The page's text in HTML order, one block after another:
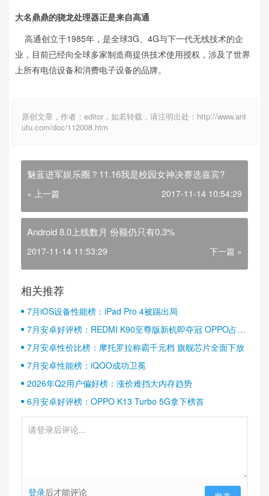
大名鼎鼎的骁龙处理器正是来自高通
高通创立于1985年，是全球3G、4G与下一代无线技术的企
业，目前已经向全球多家制造商提供技术使用授权，涉及了世界
上所有电信设备和消费电子设备的品牌。
原创文章，作者：editor，如若转载，请注明出处：http://www.ant
utu.com/doc/112008.htm
魅蓝进军娱乐圈？11.16我是校园女神决赛选嘉宾?
« 上一篇 2017-11-14 10:54:29
Android 8.0上线数月 份额仍只有0.3%
2017-11-14 11:53:29 下一篇 »
相关推荐
7月iOS设备性能榜：iPad Pro 4被踢出局
7月安卓好评榜：REDMI K90至尊版新机即夺冠 OPPO占据
半壁江山
7月安卓性价比榜：摩托罗拉称霸千元档 旗舰芯片全面下放
7月安卓性能榜：iQOO成功卫冕
2026年Q2用户偏好榜：涨价难挡大内存趋势
6月安卓好评榜：OPPO K13 Turbo 5G拿下榜首
登录后才能评论